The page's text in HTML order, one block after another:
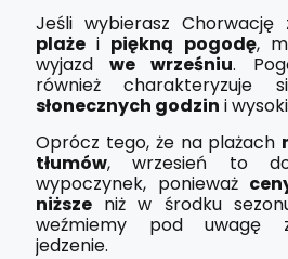
Jeśli wybierasz
plaże i piękną pogodę,
wyjazdwe wrześniu.
również charakteryzuje
słonecznych godzin i
Oprócz tego, że na plażach
tłumów, wrzesień to
wypoczynek, ponieważ
niższe niż w środku
weźmiemy pod uwagę
jedzenie.